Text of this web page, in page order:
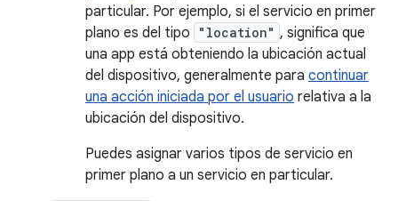
particular. Por ejemplo, si el servicio en primer
plano es del tipo
"location" , significa que
una app está obteniendo la ubicación actual
del dispositivo, generalmente para continuar
una acción iniciada por el usuario relativa a la
ubicación del dispositivo.
Puedes asignar varios tipos de servicio en
primer plano a un servicio en particular.